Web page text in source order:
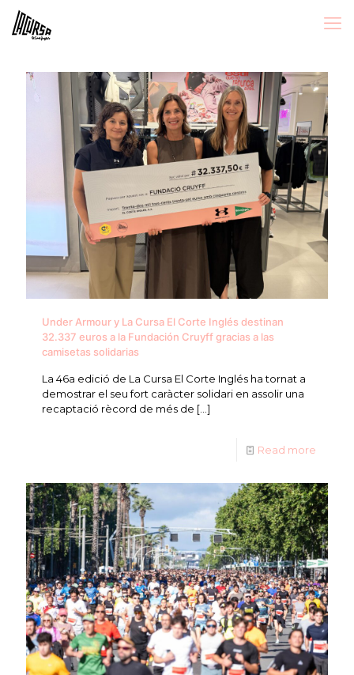
Under Armour y La Cursa El Corte Inglés destinan
32.337 euros a la Fundación Cruyff gracias a las
camisetas solidarias
La 46a edició de La Cursa El Corte Inglés ha tornat a
demostrar el seu fort caràcter solidari en assolir una
recaptació rècord de més de […]
Read more